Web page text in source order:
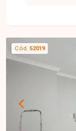
planejados,
espelhos,
garagem. O
distribuição
iluminação
quem busca
localizado,
Cód. 52019